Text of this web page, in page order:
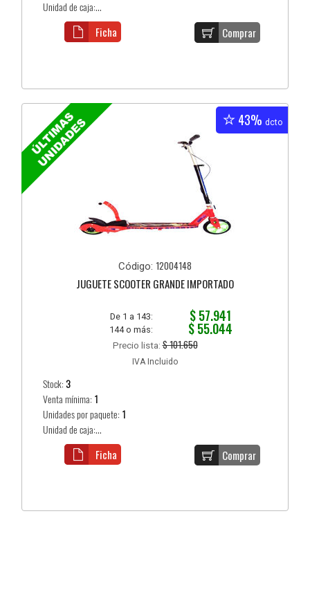
Unidad de caja:...
Comprar
Ficha
43% dcto
Código: 12004148
JUGUETE SCOOTER GRANDE IMPORTADO
De 1 a 143: $ 57.941
144 o más: $ 55.044
Precio lista:$ 101.650
IVA Incluido
Stock:3
Venta mínima: 1
Unidades por paquete: 1
Unidad de caja:...
Comprar
Ficha